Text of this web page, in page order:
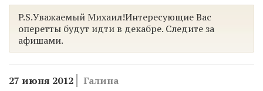
P.S.Уважаемый Михаил!Интересующие Вас
оперетты будут идти в декабре. Следите за
афишами.
27 июня 2012
Галина